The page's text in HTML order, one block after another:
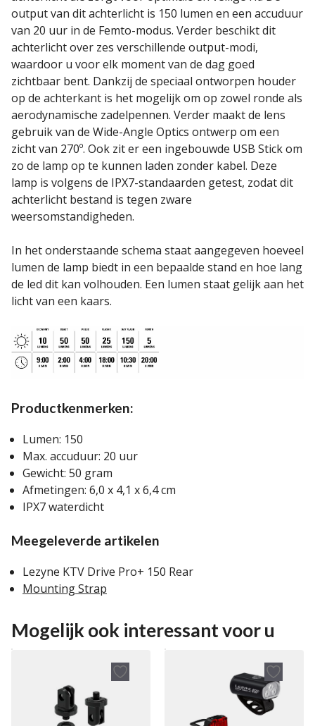
output van dit achterlicht is 150 lumen en een accuduur
van 20 uur in de Femto-modus. Verder beschikt dit
achterlicht over zes verschillende output-modi,
waardoor u voor elk moment van de dag goed
zichtbaar bent. Dankzij de speciaal ontworpen houder
op de achterkant is het mogelijk om op zowel ronde als
aerodynamische zadelpennen. Verder maakt de lens
gebruik van de Wide-Angle Optics ontwerp om een
zicht van 270º. Ook zit er een ingebouwde USB Stick om
zo de lamp op te kunnen laden zonder kabel. Deze
lamp is volgens de IPX7-standaarden getest, zodat dit
achterlicht bestand is tegen zware
weersomstandigheden.
In het onderstaande schema staat aangegeven hoeveel
lumen de lamp biedt in een bepaalde stand en hoe lang
de led dit kan volhouden. Een lumen staat gelijk aan het
licht van een kaars.
Productkenmerken:
Lumen: 150
Max. accuduur: 20 uur
Gewicht: 50 gram
Afmetingen: 6,0 x 4,1 x 6,4 cm
IPX7 waterdicht
Meegeleverde artikelen
Lezyne KTV Drive Pro+ 150 Rear
Mounting Strap
Mogelijk ook interessant voor u